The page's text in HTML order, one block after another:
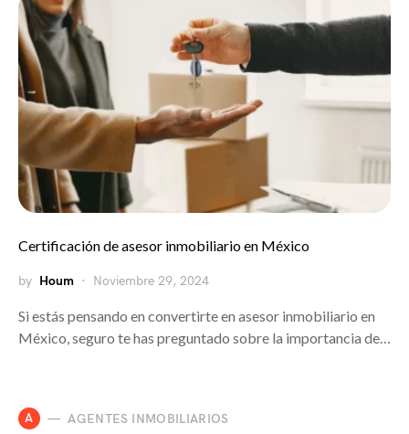
Certificación de asesor inmobiliario en México
by Houm Noviembre 29, 2024
Si estás pensando en convertirte en asesor inmobiliario en
México, seguro te has preguntado sobre la importancia de…
A AGENTES INMOBILIARIOS